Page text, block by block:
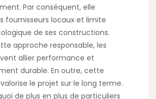
Par conséquent, elle
fournisseurs locaux et limite
de ses constructions.
approche responsable, les
allier performance et
durable. En outre, cette
le projet sur le long terme.
de plus en plus de particuliers